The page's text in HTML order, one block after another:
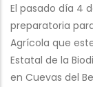
El pasado día 4
preparatoria
Agrícola que
Estatal de la
en Cuevas del